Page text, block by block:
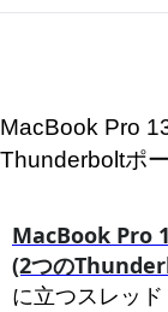
MacBook Pro
Thunderboltポ
MacBook Pro
(2つの
に立つスレッド